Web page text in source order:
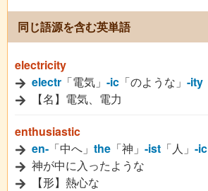
同じ語源を含む英単語
electricity
electr 「電気」 -ic 「のような」 -ity
【名】電気、電力
enthusiastic
en- 「中へ」 the 「神」 -ist 「人」 -ic
神が中に入ったような
【形】熱心な